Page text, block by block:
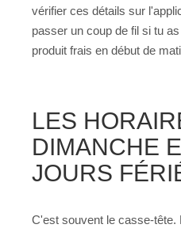
vérifier ces détails sur
passer un coup de fil si tu
produit frais en début de
LES
DIMANCHE
JOURS
C'est souvent le casse-tête.